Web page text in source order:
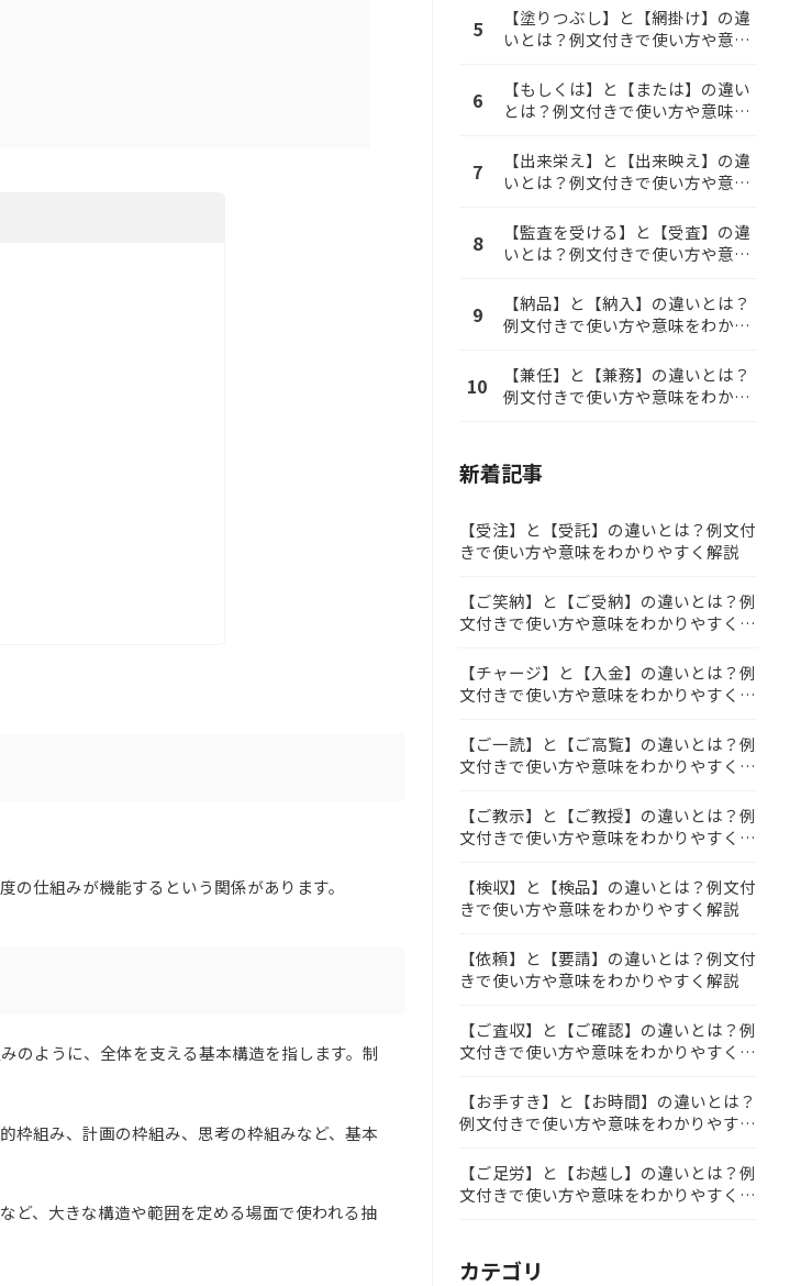
仕組みが機能するという関係があります。
のように、全体を支える基本構造を指します。制
枠組み、計画の枠組み、思考の枠組みなど、基本
ど、大きな構造や範囲を定める場面で使われる抽
5
【塗りつぶし】と【網掛け】の違
いとは？例文付きで使い方や意味
6
【もしくは】と【または】の違い
とは？例文付きで使い方や意味を
7
【出来栄え】と【出来映え】の違
いとは？例文付きで使い方や意味
8
【監査を受ける】と【受査】の違
いとは？例文付きで使い方や意味
9
【納品】と【納入】の違いとは？
例文付きで使い方や意味をわかり
10
【兼任】と【兼務】の違いとは？
例文付きで使い方や意味をわかり
新着記事
【受注】と【受託】の違いとは？例文付
きで使い方や意味をわかりやすく解説
【ご笑納】と【ご受納】の違いとは？例
文付きで使い方や意味をわかりやすく解
【チャージ】と【入金】の違いとは？例
文付きで使い方や意味をわかりやすく解
【ご一読】と【ご高覧】の違いとは？例
文付きで使い方や意味をわかりやすく解
【ご教示】と【ご教授】の違いとは？例
文付きで使い方や意味をわかりやすく解
【検収】と【検品】の違いとは？例文付
きで使い方や意味をわかりやすく解説
【依頼】と【要請】の違いとは？例文付
きで使い方や意味をわかりやすく解説
【ご査収】と【ご確認】の違いとは？例
文付きで使い方や意味をわかりやすく解
【お手すき】と【お時間】の違いとは？
例文付きで使い方や意味をわかりやすく
【ご足労】と【お越し】の違いとは？例
文付きで使い方や意味をわかりやすく解
カテゴリ